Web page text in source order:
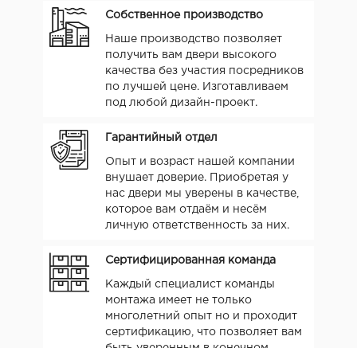
Собственное производство
Наше производство позволяет
получить вам двери высокого
качества без участия посредников
по лучшей цене. Изготавливаем
под любой дизайн-проект.
Гарантийный отдел
Опыт и возраст нашей компании
внушает доверие. Приобретая у
нас двери мы уверены в качестве,
которое вам отдаём и несём
личную ответственность за них.
Сертифицированная команда
Каждый специалист команды
монтажа имеет не только
многолетний опыт но и проходит
сертификацию, что позволяет вам